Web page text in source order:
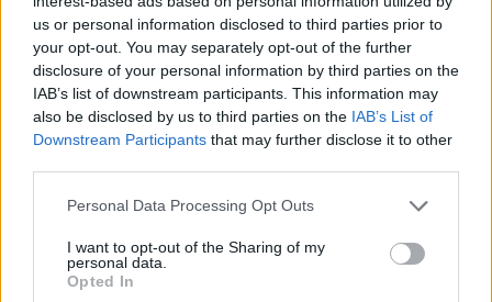
us or personal information disclosed to third parties prior to
your opt-out. You may separately opt-out of the further
disclosure of your personal information by third parties on the
IAB’s list of downstream participants. This information may
also be disclosed by us to third parties on the IAB’s List of
Downstream Participants that may further disclose it to other
Personal Data Processing Opt Outs
I want to opt-out of the Sharing of my
personal data.
Opted In